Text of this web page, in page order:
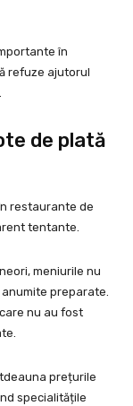
în
refuze ajutorul
de plată
restaurante de
tentante.
meniurile nu
preparate.
nu au fost
prețurile
specialitățile